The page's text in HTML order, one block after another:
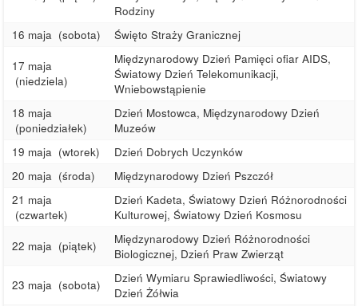
Rodziny
16 maja (sobota) Święto Straży Granicznej
17 maja
(niedziela)
Międzynarodowy Dzień Pamięci ofiar AIDS,
Światowy Dzień Telekomunikacji,
Wniebowstąpienie
18 maja
(poniedziałek)
Dzień Mostowca, Międzynarodowy Dzień
Muzeów
19 maja (wtorek)
Dzień Dobrych Uczynków
20 maja (środa)
Międzynarodowy Dzień Pszczół
21 maja
(czwartek)
Dzień Kadeta, Światowy Dzień Różnorodności
Kulturowej, Światowy Dzień Kosmosu
22 maja (piątek)
Międzynarodowy Dzień Różnorodności
Biologicznej, Dzień Praw Zwierząt
23 maja (sobota)
Dzień Wymiaru Sprawiedliwości, Światowy
Dzień Żółwia